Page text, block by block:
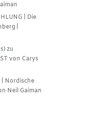
| Die
|
zu
von Carys
| Nordische
Neil Gaiman